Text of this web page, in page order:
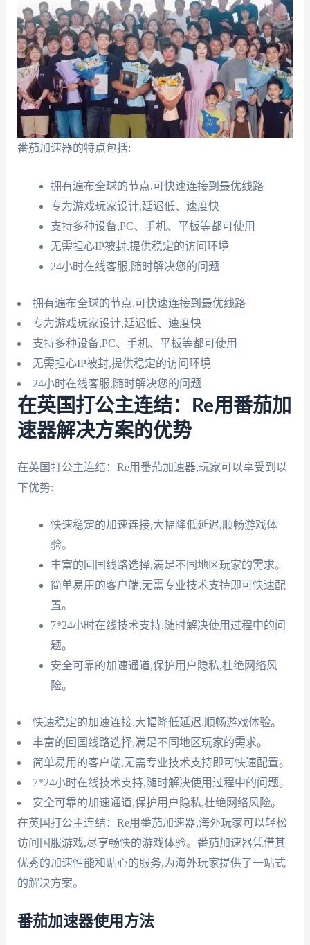
番茄加速器的特点包括:
拥有遍布全球的节点,可快速连接到最优线路
专为游戏玩家设计,延迟低、速度快
支持多种设备,PC、手机、平板等都可使用
无需担心IP被封,提供稳定的访问环境
24小时在线客服,随时解决您的问题
拥有遍布全球的节点,可快速连接到最优线路
专为游戏玩家设计,延迟低、速度快
支持多种设备,PC、手机、平板等都可使用
无需担心IP被封,提供稳定的访问环境
24小时在线客服,随时解决您的问题
在英国打公主连结：Re用番茄加
速器解决方案的优势
在英国打公主连结：Re用番茄加速器,玩家可以享受到以
下优势:
快速稳定的加速连接,大幅降低延迟,顺畅游戏体
验。
丰富的回国线路选择,满足不同地区玩家的需求。
简单易用的客户端,无需专业技术支持即可快速配
置。
7*24小时在线技术支持,随时解决使用过程中的问
题。
安全可靠的加速通道,保护用户隐私,杜绝网络风
险。
快速稳定的加速连接,大幅降低延迟,顺畅游戏体验。
丰富的回国线路选择,满足不同地区玩家的需求。
简单易用的客户端,无需专业技术支持即可快速配置。
7*24小时在线技术支持,随时解决使用过程中的问题。
安全可靠的加速通道,保护用户隐私,杜绝网络风险。
在英国打公主连结：Re用番茄加速器,海外玩家可以轻松
访问国服游戏,尽享畅快的游戏体验。番茄加速器凭借其
优秀的加速性能和贴心的服务,为海外玩家提供了一站式
的解决方案。
番茄加速器使用方法